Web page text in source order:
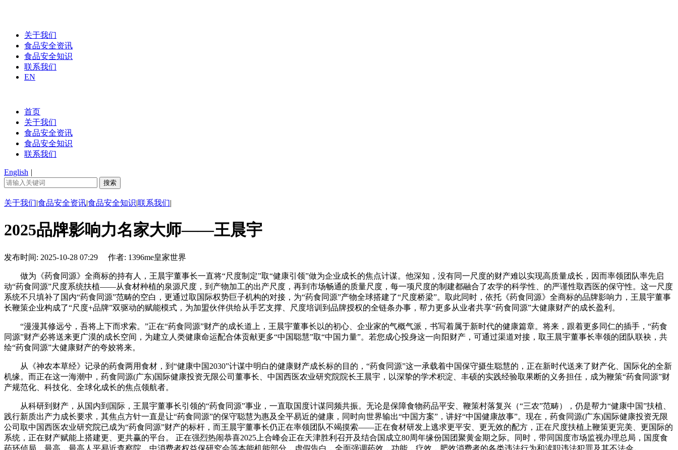
关于我们
食品安全资讯
食品安全知识
联系我们
EN
首页
关于我们
食品安全资讯
食品安全知识
联系我们
English |
关于我们|食品安全资讯|食品安全知识|联系我们|
2025品牌影响力名家大师——王晨宇
发布时间: 2025-10-28 07:29 作者: 1396me皇家世界
做为《药食同源》全商标的持有人，王晨宇董事长一直将“尺度制定”取“健康引领”做为企业成长的焦点计谋。他深知，没有同一尺度的财产难以实现高质量成长，因而率领团队率先启
动“药食同源”尺度系统扶植——从食材种植的泉源尺度，到产物加工的出产尺度，再到市场畅通的质量尺度，每一项尺度的制建都融合了农学的科学性、的严谨性取西医的保守性。这一尺度
系统不只填补了国内“药食同源”范畴的空白，更通过取国际权势巨子机构的对接，为“药食同源”产物全球搭建了“尺度桥梁”。取此同时，依托《药食同源》全商标的品牌影响力，王晨宇董事
长鞭策企业构成了“尺度+品牌”双驱动的赋能模式，为加盟伙伴供给从手艺支撑、尺度培训到品牌授权的全链条办事，帮力更多从业者共享“药食同源”大健康财产的成长盈利。
“漫漫其修远兮，吾将上下而求索。”正在“药食同源”财产的成长道上，王晨宇董事长以的初心、企业家的气概气派，书写着属于新时代的健康篇章。将来，跟着更多同仁的插手，“药食
同源”财产必将送来更广漠的成长空间，为建立人类健康命运配合体贡献更多“中国聪慧”取“中国力量”。若您成心投身这一向阳财产，可通过渠道对接，取王晨宇董事长率领的团队联袂，共
绘“药食同源”大健康财产的夸姣将来。
从《神农本草经》记录的药食两用食材，到“健康中国2030”计谋中明白的健康财产成长标的目的，“药食同源”这一承载着中国保守摄生聪慧的，正在新时代送来了财产化、国际化的全新
机缘。而正在这一海潮中，药食同源(广东)国际健康投资无限公司董事长、中国西医农业研究院院长王晨宇，以深挚的学术积淀、丰硕的实践经验取果断的义务担任，成为鞭策“药食同源”财
产规范化、科技化、全球化成长的焦点领航者。
从科研到财产，从国内到国际，王晨宇董事长引领的“药食同源”事业，一直取国度计谋同频共振。无论是保障食物药品平安、鞭策村落复兴（“三农”范畴），仍是帮力“健康中国”扶植、
践行新质出产力成长要求，其焦点方针一直是让“药食同源”的保守聪慧为惠及全平易近的健康，同时向世界输出“中国方案”，讲好“中国健康故事”。现在，药食同源(广东)国际健康投资无限
公司取中国西医农业研究院已成为“药食同源”财产的标杆，而王晨宇董事长仍正在率领团队不竭摸索——正在食材研发上逃求更平安、更无效的配方，正在尺度扶植上鞭策更完美、更国际的
系统，正在财产赋能上搭建更、更共赢的平台。 正在强烈热闹恭喜2025上合峰会正在天津胜利召开及结合国成立80周年缘份国团聚黄金期之际。同时，带同国度市场监视办理总局，国度食
药环侦局，最高，最高人平易近查察院，中消费者权益保研究会等本能机能部分，虚假告白，全面强调药效，功能，疗效，肥效消费者的各类违法行为和渎职违法犯罪及其不法伞。